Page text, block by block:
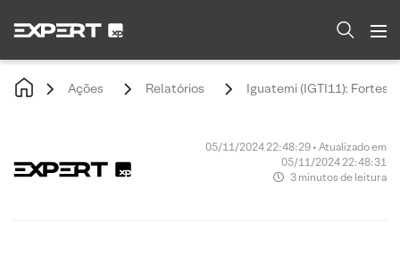
Ações Relatórios Iguatemi (IGTI11): Fortes
05/11/2024 22:48:29 • Atualizado em
05/11/2024 22:48:31
3 minutos de leitura